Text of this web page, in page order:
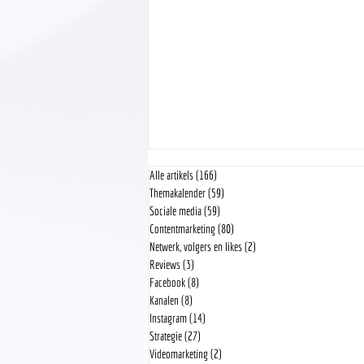
Waarom je best geen winacties organiseert
op Social Media
Alle artikels(166)
Themakalender(59)
Sociale media(59)
Contentmarketing(80)
Netwerk, volgers en likes(2)
Reviews(3)
Facebook(8)
Kanalen (8)
Instagram(14)
Strategie(27)
Videomarketing(2)